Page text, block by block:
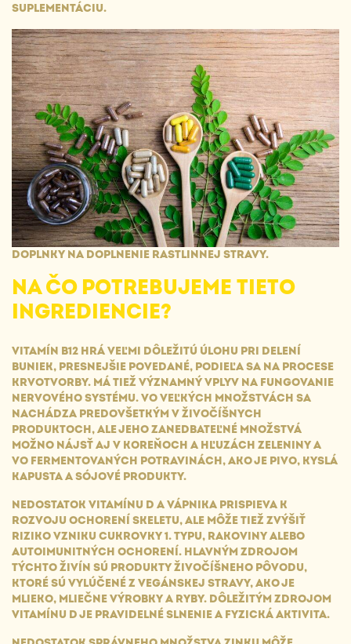
SUPLEMENTÁCIU.
DOPLNKY NA DOPLNENIE RASTLINNEJ STRAVY.
NA ČO POTREBUJEME TIETO
INGREDIENCIE?
VITAMÍN B12 HRÁ VEĽMI DÔLEŽITÚ ÚLOHU PRI DELENÍ
BUNIEK, PRESNEJŠIE POVEDANÉ, PODIEĽA SA NA PROCESE
KRVOTVORBY. MÁ TIEŽ VÝZNAMNÝ VPLYV NA FUNGOVANIE
NERVOVÉHO SYSTÉMU. VO VEĽKÝCH MNOŽSTVÁCH SA
NACHÁDZA PREDOVŠETKÝM V ŽIVOČÍŠNYCH
PRODUKTOCH, ALE JEHO ZANEDBATEĽNÉ MNOŽSTVÁ
MOŽNO NÁJSŤ AJ V KOREŇOCH A HĽUZÁCH ZELENINY A
VO FERMENTOVANÝCH POTRAVINÁCH, AKO JE PIVO, KYSLÁ
KAPUSTA A SÓJOVÉ PRODUKTY.
NEDOSTATOK VITAMÍNU D A VÁPNIKA PRISPIEVA K
ROZVOJU OCHORENÍ SKELETU, ALE MÔŽE TIEŽ ZVÝŠIŤ
RIZIKO VZNIKU CUKROVKY 1. TYPU, RAKOVINY ALEBO
AUTOIMUNITNÝCH OCHORENÍ. HLAVNÝM ZDROJOM
TÝCHTO ŽIVÍN SÚ PRODUKTY ŽIVOČÍŠNEHO PÔVODU,
KTORÉ SÚ VYLÚČENÉ Z VEGÁNSKEJ STRAVY, AKO JE
MLIEKO, MLIEČNE VÝROBKY A RYBY. DÔLEŽITÝM ZDROJOM
VITAMÍNU D JE PRAVIDELNÉ SLNENIE A FYZICKÁ AKTIVITA.